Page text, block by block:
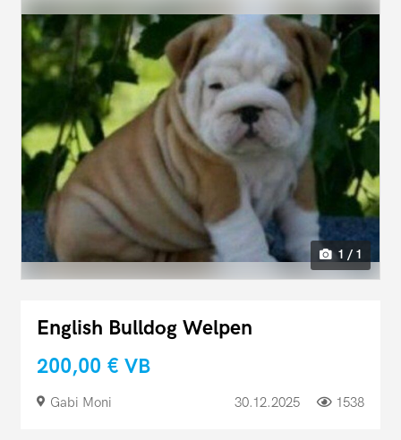
1 / 1
English Bulldog Welpen
200,00 € VB
Gabi Moni 30.12.2025 1538